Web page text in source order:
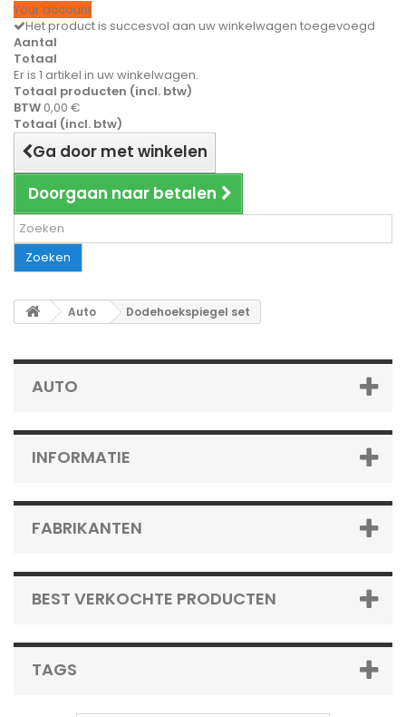
Your account
Het product is succesvol aan uw winkelwagen toegevoegd
Aantal
Totaal
Er is 1 artikel in uw winkelwagen.
Totaal producten (incl. btw)
BTW 0,00 €
Totaal (incl. btw)
Ga door met winkelen
Doorgaan naar betalen
Zoeken
Auto Dodehoekspiegel set
AUTO
INFORMATIE
FABRIKANTEN
BEST VERKOCHTE PRODUCTEN
TAGS